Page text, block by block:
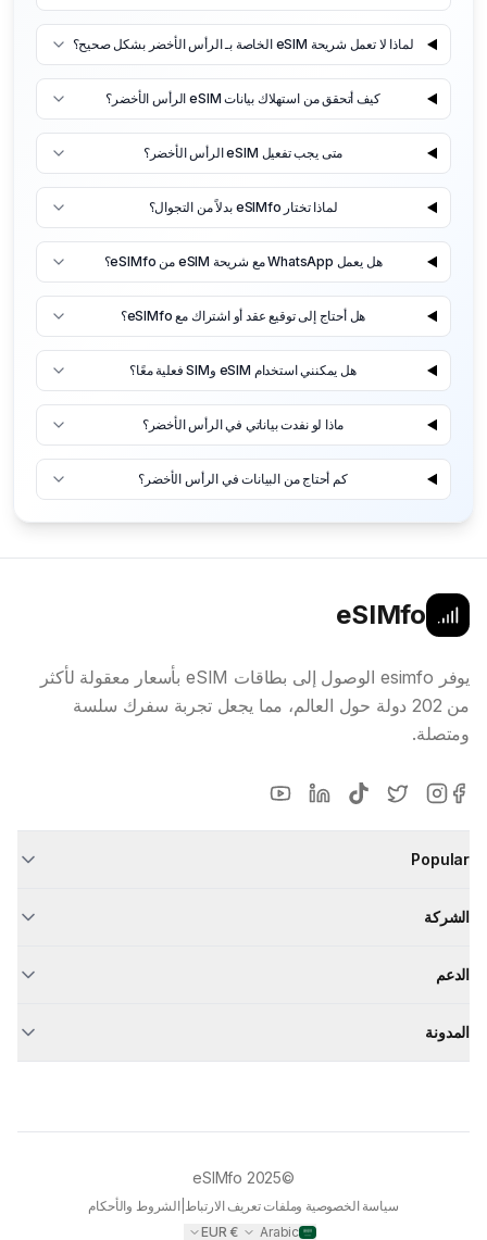
لماذا لا تعمل شريحة eSIM الخاصة بـ الرأس الأخضر بشكل صحيح؟
كيف أتحقق من استهلاك بيانات eSIM الرأس الأخضر؟
متى يجب تفعيل eSIM الرأس الأخضر؟
لماذا تختار eSIMfo بدلاً من التجوال؟
هل يعمل WhatsApp مع شريحة eSIM من eSIMfo؟
هل أحتاج إلى توقيع عقد أو اشتراك مع eSIMfo؟
هل يمكنني استخدام eSIM وSIM فعلية معًا؟
ماذا لو نفدت بياناتي في الرأس الأخضر؟
كم أحتاج من البيانات في الرأس الأخضر؟
eSIMfo
يوفر esimfo الوصول إلى بطاقات eSIM بأسعار معقولة لأكثر
من 202 دولة حول العالم، مما يجعل تجربة سفرك سلسة
ومتصلة.
Popular
الشركة
الدعم
المدونة
©2025
eSIMfo
سياسة الخصوصية وملفات تعريف الارتباط |الشروط والأحكام
Arabic
€
EUR